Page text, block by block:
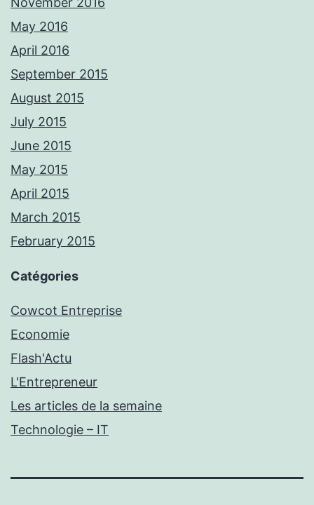
May 2016
April 2016
September 2015
August 2015
July 2015
June 2015
May 2015
April 2015
March 2015
February 2015
Catégories
Cowcot Entreprise
Economie
Flash'Actu
L'Entrepreneur
Les articles de la semaine
Technologie – IT